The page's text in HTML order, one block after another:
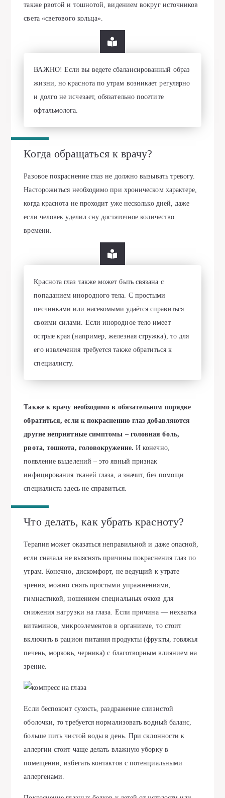
также рвотой и тошнотой, видением вокруг источников
света «светового кольца».
ВАЖНО! Если вы ведете сбалансированный образ
жизни, но краснота по утрам возникает регулярно
и долго не исчезает, обязательно посетите
офтальмолога.
Когда обращаться к врачу?
Разовое покраснение глаз не должно вызывать тревогу.
Насторожиться необходимо при хроническом характере,
когда краснота не проходит уже несколько дней, даже
если человек уделил сну достаточное количество
времени.
Краснота глаз также может быть связана с
попаданием инородного тела. С простыми
песчинками или насекомыми удаётся справиться
своими силами. Если инородное тело имеет
острые края (например, железная стружка), то для
его извлечения требуется также обратиться к
специалисту.
Также к врачу необходимо в обязательном порядке
обратиться, если к покраснению глаз добавляются
другие неприятные симптомы – головная боль,
рвота, тошнота, головокружение. И конечно,
появление выделений – это явный признак
инфицирования тканей глаза, а значит, без помощи
специалиста здесь не справиться.
Что делать, как убрать красноту?
Терапия может оказаться неправильной и даже опасной,
если сначала не выяснять причины покраснения глаз по
утрам. Конечно, дискомфорт, не ведущий к утрате
зрения, можно снять простыми упражнениями,
гимнастикой, ношением специальных очков для
снижения нагрузки на глаза. Если причина — нехватка
витаминов, микроэлементов в организме, то стоит
включить в рацион питания продукты (фрукты, говяжья
печень, морковь, черника) с благотворным влиянием на
зрение.
Если беспокоит сухость, раздражение слизистой
оболочки, то требуется нормализовать водный баланс,
больше пить чистой воды в день. При склонности к
аллергии стоит чаще делать влажную уборку в
помещении, избегать контактов с потенциальными
аллергенами.